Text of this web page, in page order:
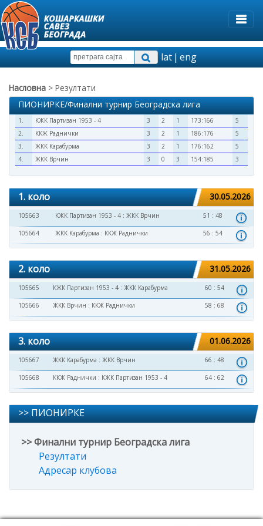
lat|eng
Насловна > Резултати
ПИОНИРКЕ/Финални турнир Београдска лига
1. КЖК Партизан 1953 - 4 3 2 1 173:166
5
2.
ККЖ Раднички 3 2 1 186:176
5
3.
ЖКК Карабурма 3 2 1 176:162
5
4.
ЖКК Врчин 3 0 3 154:185 3
1. коло 30.05.2026
105663 КЖК Партизан 1953 - 4 : ЖКК Врчин 51 : 48
105664 ЖКК Карабурма : ККЖ Раднички 56 : 54
2. коло 31.05.2026
105665 КЖК Партизан 1953 - 4 : ЖКК Карабурма 60 : 54
105666 ЖКК Врчин : ККЖ Раднички 58 : 68
3. коло 01.06.2026
105667 ЖКК Карабурма : ЖКК Врчин 66 : 48
105668 ККЖ Раднички : КЖК Партизан 1953 - 4 64 : 62
>> ПИОНИРКЕ
>> Финални турнир Београдска лига
Резултати
Адресар клубова